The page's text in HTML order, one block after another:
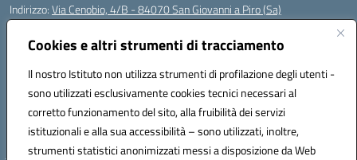
Cookies e altri strumenti di tracciamento
Il nostro Istituto non utilizza strumenti di profilazione degli utenti -
sono utilizzati esclusivamente cookies tecnici necessari al
corretto funzionamento del sito, alla fruibilità dei servizi
istituzionali e alla sua accessibilità – sono utilizzati, inoltre,
strumenti statistici anonimizzati messi a disposizione da Web
Indirizzo:Via Cenobio, 4/B - 84070 San Giovanni a Piro (Sa)
Centralino:
Posta elettronica certificata (PEC):saic815005@pec.istruzione.it
Codice fiscale: 84001740657
Codice meccanografico:SAIC815005
Codice Indice delle Pubbliche Amministrazioni (IPA): istsc_SAIC815005
Codice unico di fatturazione (CUF): UFDQ9V